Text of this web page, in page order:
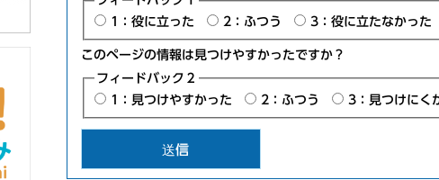
1：役に立った
2：ふつう 3：役に立たなかった
このページの情報は見つけやすかったですか？
フィードバック２
1：見つけやすかった
2：ふつう 3：見つけにく